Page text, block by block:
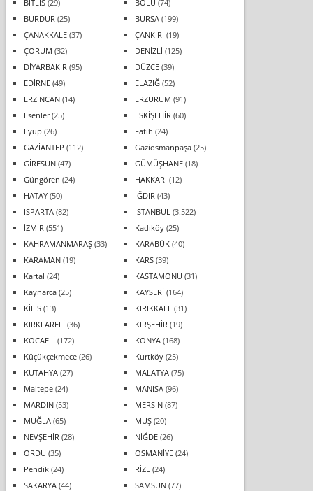
BİTLİS(29) BOLU (74)
BURDUR (25) BURSA(199)
ÇANAKKALE(37) ÇANKIRI (19)
ÇORUM (32) DENİZLİ (125)
DİYARBAKIR (95) DÜZCE(39)
EDİRNE(49) ELAZIĞ(52)
ERZİNCAN(14) ERZURUM (91)
Esenler(25) ESKİŞEHİR (60)
Eyüp (26) Fatih (24)
GAZİANTEP (112) Gaziosmanpaşa(25)
GİRESUN(47) GÜMÜŞHANE(18)
Güngören (24) HAKKARİ (12)
HATAY(50) IĞDIR (43)
ISPARTA(82) İSTANBUL (3.522)
İZMİR (551) Kadıköy(25)
KAHRAMANMARAŞ(33) KARABÜK(40)
KARAMAN(19) KARS(39)
Kartal (24) KASTAMONU (31)
Kaynarca(25) KAYSERİ (164)
KİLİS(13) KIRIKKALE(31)
KIRKLARELİ (36) KIRŞEHİR (19)
KOCAELİ (172) KONYA(168)
Küçükçekmece(26) Kurtköy(25)
KÜTAHYA(27) MALATYA(75)
Maltepe(24) MANİSA(96)
MARDİN(53) MERSİN(87)
MUĞLA(65) MUŞ(20)
NEVŞEHİR (28) NİĞDE(26)
ORDU (35) OSMANİYE(24)
Pendik(24) RİZE(24)
SAKARYA(44) SAMSUN(77)